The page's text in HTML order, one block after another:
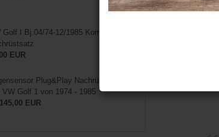
Golf I Bj.04/74-12/1985 Komfortblinker
EUR
Plug&Play Nachrüstsatz für
VW Golf 1 von 1974 - 1985
EUR